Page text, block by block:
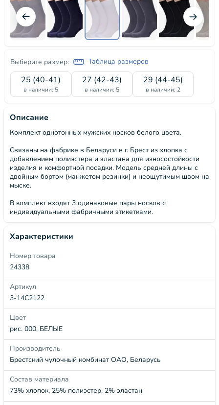
Выберите размер: Таблица размеров
25 (40-41)
в наличии: 5
27 (42-43)
в наличии: 5
29 (44-45)
в наличии: 2
Описание
Комплект однотонных мужских носков белого цвета.
Связаны на фабрике в Беларуси в г. Брест из хлопка с
добавлением полиэстера и эластана для износостойкости
изделия и комфортной посадки. Модель средней длины с
двойным бортом (манжетом резинки) и неощутимым швом на
мыске.
В комплект входят 3 одинаковые пары носков с
индивидуальными фабричными этикетками.
Характеристики
Номер товара
24338
Артикул
3-14С2122
Цвет
рис. 000, БЕЛЫЕ
Производитель
Брестский чулочный комбинат ОАО, Беларусь
Состав материала
73% хлопок, 25% полиэстер, 2% эластан